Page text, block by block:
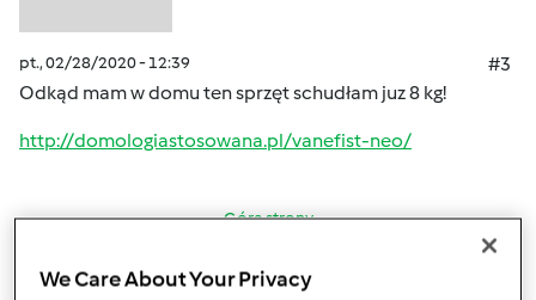
pt., 02/28/2020 - 12:39
#3
Odkąd mam w domu ten sprzęt schudłam juz 8 kg!
http://domologiastosowana.pl/vanefist-neo/
Góra strony
Zalogujlub zarejestruj się
We Care About Your Privacy